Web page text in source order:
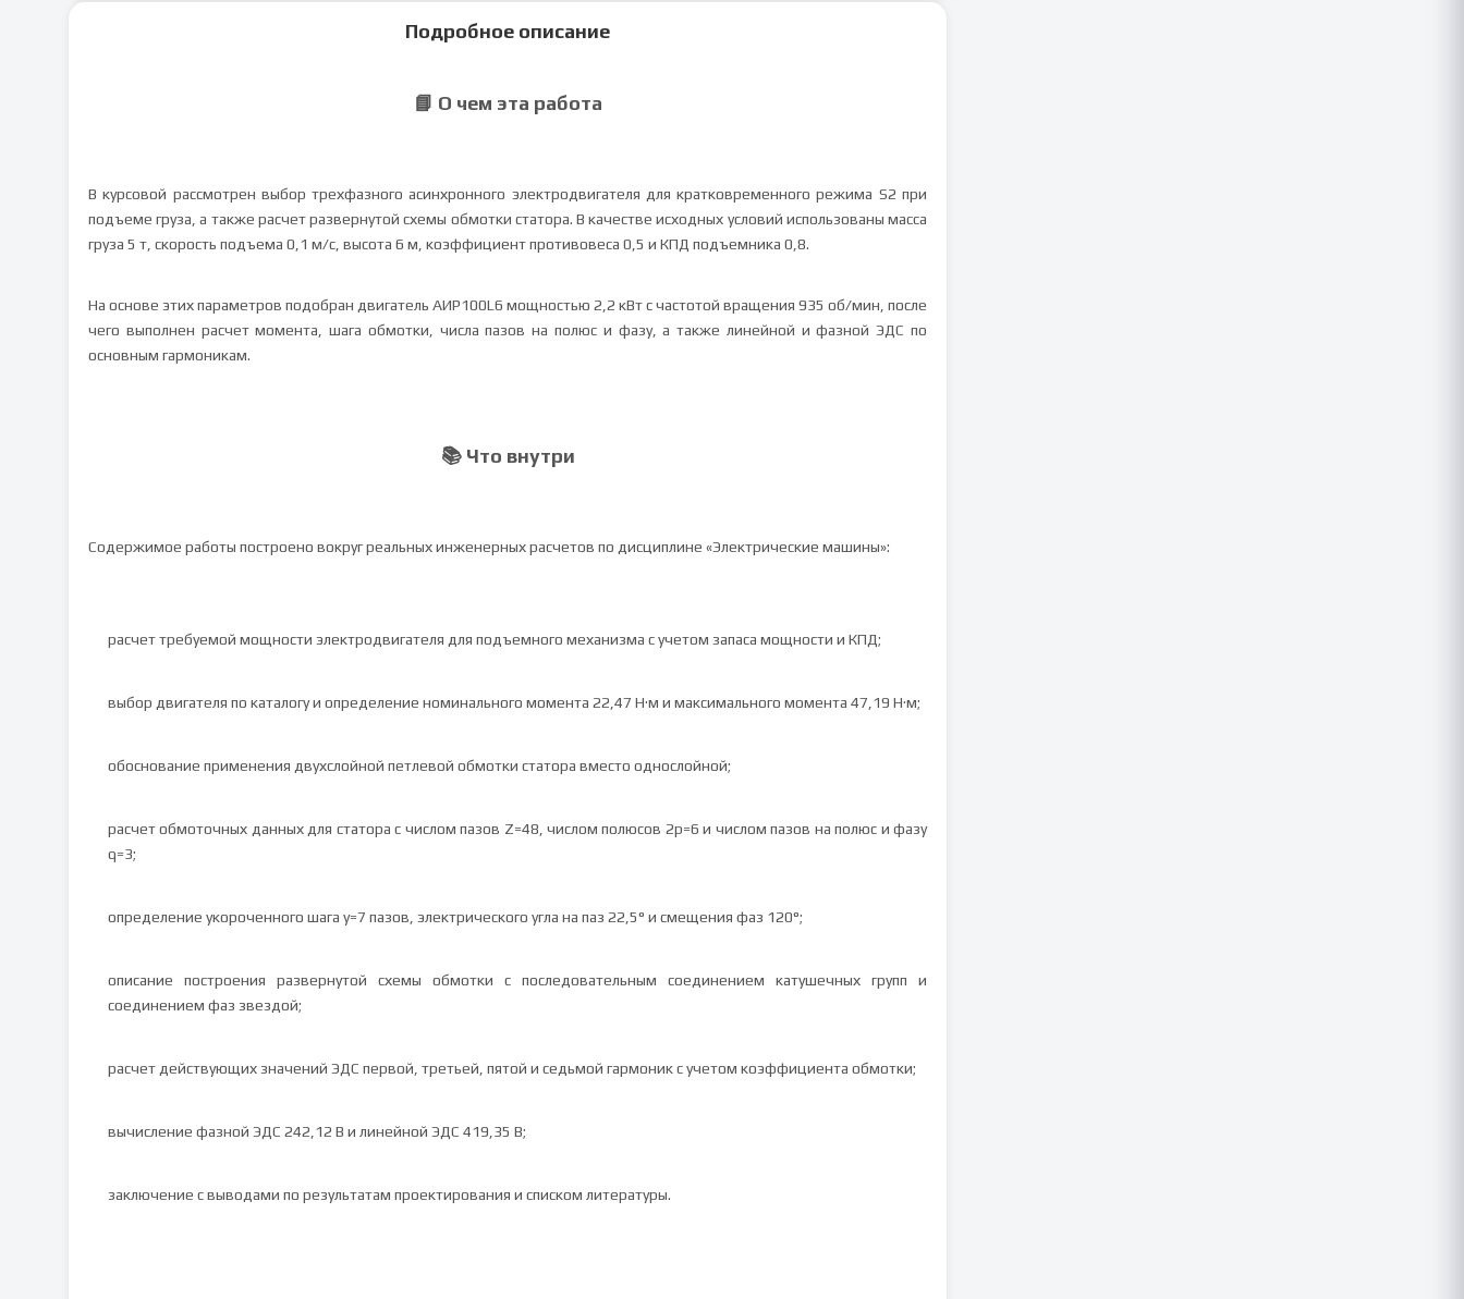
Подробное описание
📘 О чем эта работа
В курсовой рассмотрен выбор трехфазного асинхронного электродвигателя для кратковременного режима S2 при
подъеме груза, а также расчет развернутой схемы обмотки статора. В качестве исходных условий использованы масса
груза 5 т, скорость подъема 0,1 м/с, высота 6 м, коэффициент противовеса 0,5 и КПД подъемника 0,8.
На основе этих параметров подобран двигатель АИР100L6 мощностью 2,2 кВт с частотой вращения 935 об/мин, после
чего выполнен расчет момента, шага обмотки, числа пазов на полюс и фазу, а также линейной и фазной ЭДС по
основным гармоникам.
📚 Что внутри
Содержимое работы построено вокруг реальных инженерных расчетов по дисциплине «Электрические машины»:
расчет требуемой мощности электродвигателя для подъемного механизма с учетом запаса мощности и КПД;
выбор двигателя по каталогу и определение номинального момента 22,47 Н·м и максимального момента 47,19 Н·м;
обоснование применения двухслойной петлевой обмотки статора вместо однослойной;
расчет обмоточных данных для статора с числом пазов Z=48, числом полюсов 2p=6 и числом пазов на полюс и фазу
q=3;
определение укороченного шага y=7 пазов, электрического угла на паз 22,5° и смещения фаз 120°;
описание построения развернутой схемы обмотки с последовательным соединением катушечных групп и
соединением фаз звездой;
расчет действующих значений ЭДС первой, третьей, пятой и седьмой гармоник с учетом коэффициента обмотки;
вычисление фазной ЭДС 242,12 В и линейной ЭДС 419,35 В;
заключение с выводами по результатам проектирования и списком литературы.